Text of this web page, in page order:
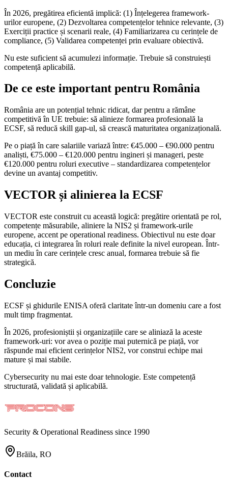
În 2026, pregătirea eficientă implică: (1) Înțelegerea framework-
urilor europene, (2) Dezvoltarea competențelor tehnice relevante, (3)
Exerciții practice și scenarii reale, (4) Familiarizarea cu cerințele de
compliance, (5) Validarea competenței prin evaluare obiectivă.
Nu este suficient să acumulezi informație. Trebuie să construiești
competență aplicabilă.
De ce este important pentru România
România are un potențial tehnic ridicat, dar pentru a rămâne
competitivă în UE trebuie: să alinieze formarea profesională la
ECSF, să reducă skill gap-ul, să crească maturitatea organizațională.
Pe o piață în care salariile variază între: €45.000 – €90.000 pentru
analiști, €75.000 – €120.000 pentru ingineri și manageri, peste
€120.000 pentru roluri executive – standardizarea competențelor
devine un avantaj competitiv.
VECTOR și alinierea la ECSF
VECTOR este construit cu această logică: pregătire orientată pe rol,
competențe măsurabile, aliniere la NIS2 și framework-urile
europene, accent pe operational readiness. Obiectivul nu este doar
educația, ci integrarea în roluri reale definite la nivel european. Într-
un mediu în care cerințele cresc anual, formarea trebuie să fie
strategică.
Concluzie
ECSF și ghidurile ENISA oferă claritate într-un domeniu care a fost
mult timp fragmentat.
În 2026, profesioniștii și organizațiile care se aliniază la aceste
framework-uri: vor avea o poziție mai puternică pe piață, vor
răspunde mai eficient cerințelor NIS2, vor construi echipe mai
mature și mai stabile.
Cybersecurity nu mai este doar tehnologie. Este competență
structurată, validată și aplicabilă.
Security & Operational Readiness since 1990
Brăila, RO
Contact